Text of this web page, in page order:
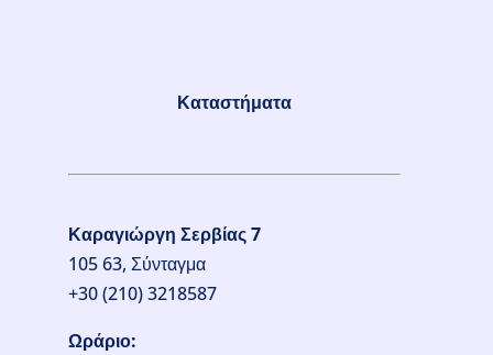
Καταστήματα
Καραγιώργη Σερβίας 7
105 63, Σύνταγμα
+30 (210) 3218587
Ωράριο: